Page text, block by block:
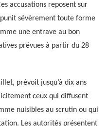
accusations reposent sur
sévèrement toute forme
une entrave au bon
prévues à partir du 28
prévoit jusqu’à dix ans
ceux qui diffusent
nuisibles au scrutin ou qui
Les autorités présentent